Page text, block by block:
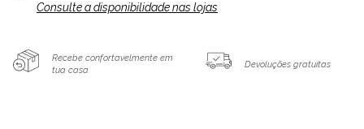
Consulte a disponibilidade nas lojas
Recebe confortavelmente em
tua casa
Devoluções gratuitas